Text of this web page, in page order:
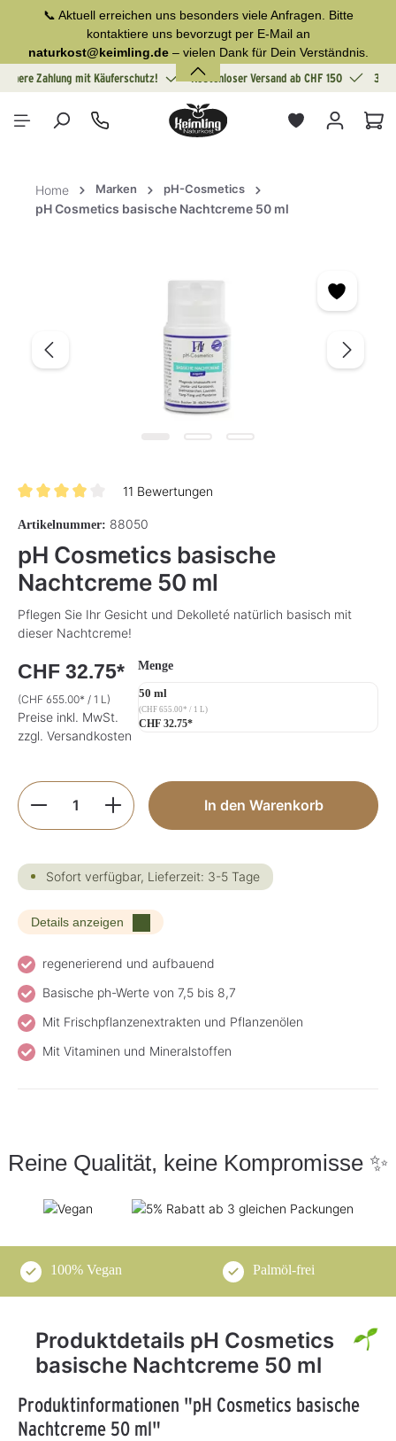
springen
📞 Aktuell erreichen uns besonders viele Anfragen. Bitte
kontaktiere uns bevorzugt per E-Mail an
naturkost@keimling.de– vielen Dank für Dein Verständnis.
Sichere Zahlung mit Käuferschutz!
Kostenloser Versand ab CHF 150 30
Home Marken pH-Cosmetics
pH Cosmetics basische Nachtcreme 50 ml
11 Bewertungen
Artikelnummer: 88050
pH Cosmetics basische
Nachtcreme 50 ml
Pflegen Sie Ihr Gesicht und Dekolleté natürlich basisch mit
dieser Nachtcreme!
CHF 32.75*
(CHF 655.00* / 1 L)
Preise inkl. MwSt.
zzgl. Versandkosten
Mengeauswählen
50 ml
(CHF 655.00* / 1 L)
CHF 32.75*
Produkt Anzahl: Gib den gewünschten
In den Warenkorb
Sofort verfügbar, Lieferzeit: 3-5 Tage
Details anzeigen
regenerierend und aufbauend
Basische ph-Werte von 7,5 bis 8,7
Mit Frischpflanzenextrakten und Pflanzenölen
Mit Vitaminen und Mineralstoffen
Reine Qualität, keine Kompromisse ✨
100% Vegan Palmöl-frei
Produktdetails pH Cosmetics
basische Nachtcreme 50 ml
Produktinformationen "pH Cosmetics basische
Nachtcreme 50 ml"